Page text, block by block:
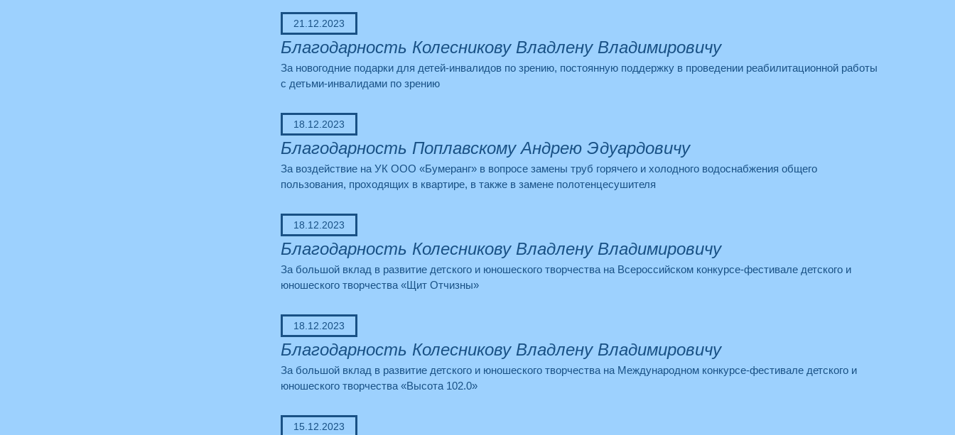
21.12.2023
Благодарность Колесникову Владлену Владимировичу
За новогодние подарки для детей-инвалидов по зрению, постоянную поддержку в проведении реабилитационной работы
с детьми-инвалидами по зрению
18.12.2023
Благодарность Поплавскому Андрею Эдуардовичу
За воздействие на УК ООО «Бумеранг» в вопросе замены труб горячего и холодного водоснабжения общего
пользования, проходящих в квартире, в также в замене полотенцесушителя
18.12.2023
Благодарность Колесникову Владлену Владимировичу
За большой вклад в развитие детского и юношеского творчества на Всероссийском конкурсе-фестивале детского и
юношеского творчества «Щит Отчизны»
18.12.2023
Благодарность Колесникову Владлену Владимировичу
За большой вклад в развитие детского и юношеского творчества на Международном конкурсе-фестивале детского и
юношеского творчества «Высота 102.0»
15.12.2023